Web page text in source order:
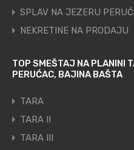
SPLAV NA JEZERU
NEKRETINE NA PRODAJU
TOP SMEŠTAJ NA PLANINI
PERUĆAC, BAJINA BAŠTA
TARA
TARA II
TARA III